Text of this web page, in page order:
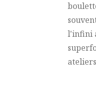
l'infini